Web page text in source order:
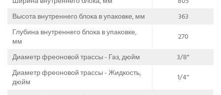
Высота внутреннего блока в упаковке, мм
363
Глубина внутреннего блока в упаковке,
мм
270
Диаметр фреоновой трассы - Газ, дюйм
3/8"
Диаметр фреоновой трассы - Жидкость,
дюйм
1/4''